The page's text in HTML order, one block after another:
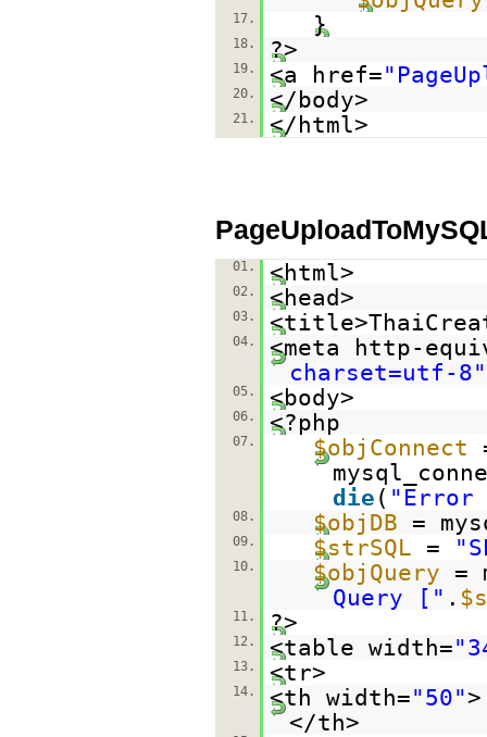
17. }
18. ?>
19. <a href=
20. </body>
21. </html>
01. <html>
02. <head>
03.
04.
<meta http-
charset=utf-8"
05. <body>
06. <?php
07. $objConnect
die ( "Error
08. $objDB =
09. $strSQL =
10. $objQuery =
Query [" .
11. ?>
12. <table width=
13. <tr>
14. <th width="50"
</th>